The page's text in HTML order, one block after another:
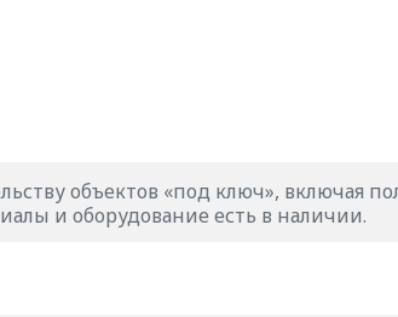
объектов «под ключ», включая
и оборудование есть в наличии.